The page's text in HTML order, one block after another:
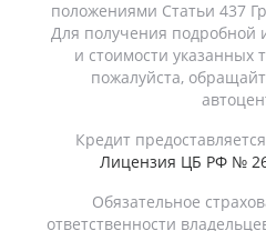
положениями Статьи 437
Для получения
и стоимости указанных
пожалуйста,
Кредит
Лицензия ЦБ РФ №
Обязательное
ответственности